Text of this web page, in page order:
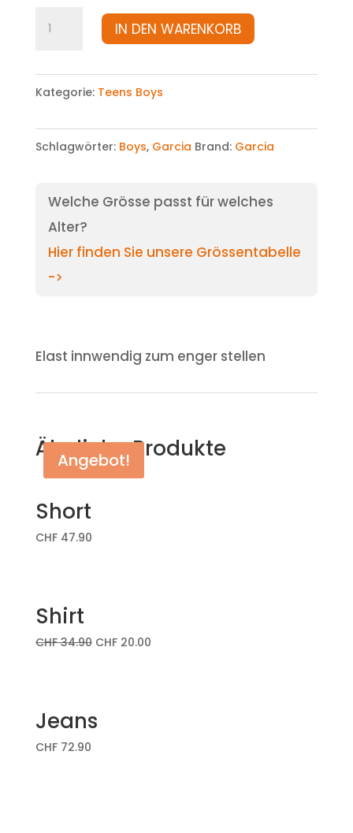
Hose
IN DEN WARENKORB
Kategorie: Teens Boys
Schlagwörter: Boys, Garcia Brand: Garcia
Welche Grösse passt für welches
Alter?
Hier finden Sie unsere Grössentabelle
->
Elast innwendig zum enger stellen
Ähnliche Produkte
Short
CHF47.90
Angebot!
Shirt
CHF34.90 CHF20.00
Jeans
CHF72.90